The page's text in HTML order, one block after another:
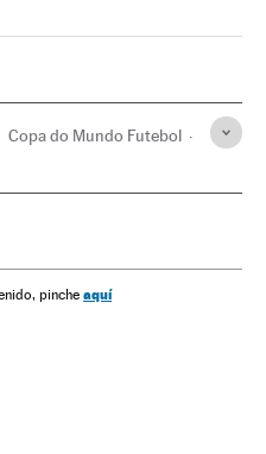
Instagram
en Facebook
Copa do Mundo Futebol
pinche aquí